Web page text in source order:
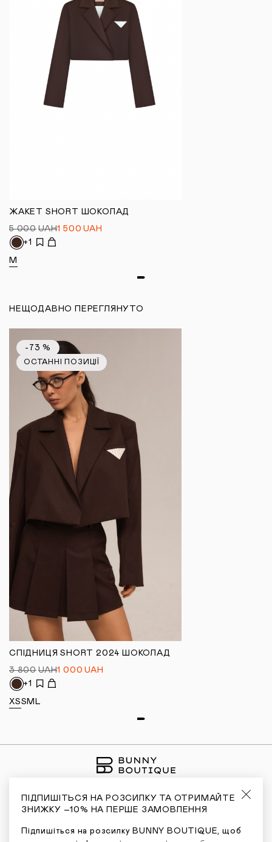
ЖАКЕТ SHORT ШОКОЛАД
5 000 UAH1 500 UAH
+1
M
НЕЩОДАВНО ПЕРЕГЛЯНУТО
-73 %
ОСТАННІ ПОЗИЦІЇ
СПІДНИЦЯ SHORT 2024 ШОКОЛАД
3 800 UAH1 000 UAH
+1
XSS M L
ПРО НОВІ НАДХОДЖЕННЯ І ЗНИЖКИ
ПІДПИШІТЬСЯ НА РОЗСИЛКУ ТА ОТРИМАЙТЕ
ЗНИЖКУ –10% НА ПЕРШЕ ЗАМОВЛЕННЯ
Підпишіться на розсилку BUNNY BOUTIQUE, щоб